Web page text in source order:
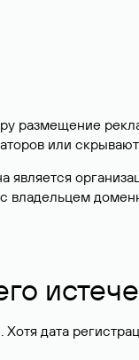
размещение
или
владельцем
дата